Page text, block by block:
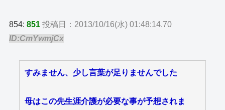
854:851 投稿日：2013/10/16(水) 01:48:14.70
ID:CmYwmjCx
すみません、少し言葉が足りませんでした
母はこの先生涯介護が必要な事が予想されま